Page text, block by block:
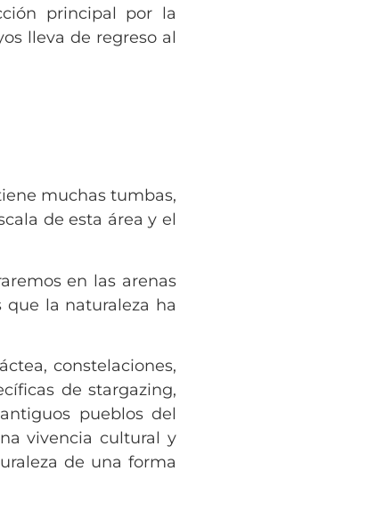
principal por la
lleva de regreso al
muchas tumbas,
de esta área y el
en las arenas
que la naturaleza ha
constelaciones,
de stargazing,
pueblos del
vivencia cultural y
de una forma